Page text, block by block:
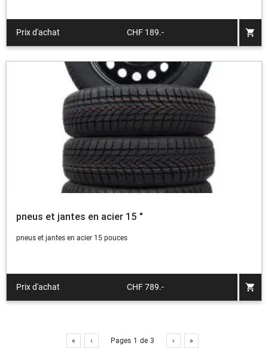
Prix d'achat CHF 189.- shopping_cart
pneus et jantes en acier 15 "
pneus et jantes en acier 15 pouces
Prix d'achat CHF 789.- shopping_cart
« ‹ Pages 1 de 3 › »